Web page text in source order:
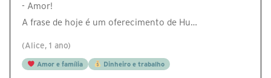
- Amor!
A frase de hoje é um oferecimento de Hu…
(Alice, 1 ano)
Amor e família Dinheiro e trabalho